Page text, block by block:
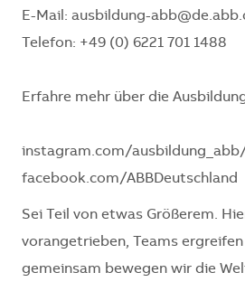
E-Mail: ausbildung-
Telefon: +49 (0) 6221 701 1488
Erfahre mehr über die
instagram.com/
facebook.com/ABBDeutschland
Sei Teil von etwas Größerem.
vorangetrieben, Teams
gemeinsam bewegen wir die